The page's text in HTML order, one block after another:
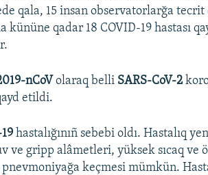
qala, 15 insan observatorlarğa
kününe qadar 18 COVID-19 hastası
nCoVolaraq belli SARS-CoV-2
etildi.
hastalığınıñ sebebi oldı. Hastalıq
ve gripp alâmetleri, yüksek sıcaq ve
keçmesi mümkün.